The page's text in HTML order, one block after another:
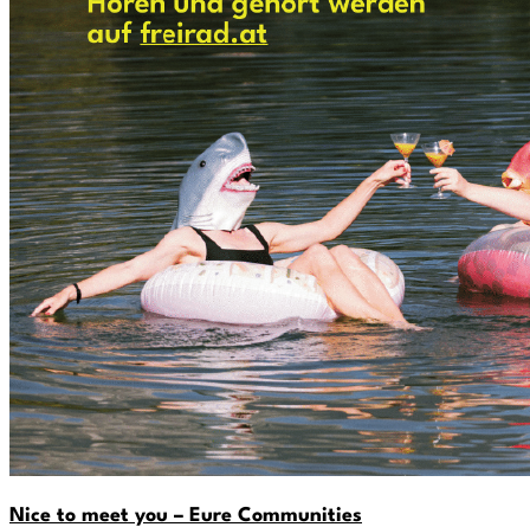
Nice to meet you – Eure Communities